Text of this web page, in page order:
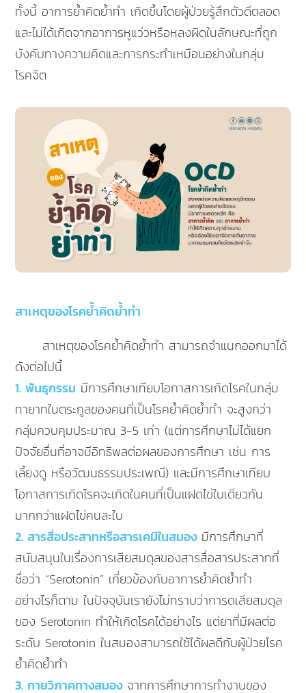
ทั้งนี้ อาการย้ำคิดย้ำทำ เกิดขึ้นโดยผู้ป่วยรู้สึกตัวดีตลอด
และไม่ได้เกิดจากอาการหูแว่วหรือหลงผิดในลักษณะที่ถูก
บังคับทางความคิดและการกระทำเหมือนอย่างในกลุ่ม
โรคจิต
สาเหตุของโรคย้ำคิดย้ำทำ
สาเหตุของโรคย้ำคิดย้ำทำ สามารถจำแนกออกมาได้
ดังต่อไปนี้
1. พันธุกรรม มีการศึกษาเทียบโอกาสการเกิดโรคในกลุ่ม
ทายาทในตระกูลของคนที่เป็นโรคย้ำคิดย้ำทำ จะสูงกว่า
กลุ่มควบคุมประมาณ 3-5 เท่า (แต่การศึกษาไม่ได้แยก
ปัจจัยอื่นที่อาจมีอิทธิพลต่อผลของการศึกษา เช่น การ
เลี้ยงดู หรือวัฒนธรรมประเพณี) และมีการศึกษาเทียบ
โอกาสการเกิดโรคจะเกิดในคนที่เป็นแฝดไข่ใบเดียวกัน
มากกว่าแฝดไข่คนละใบ
2. สารสื่อประสาทหรือสารเคมีในสมองมีการศึกษาที่
สนับสนุนในเรื่องการเสียสมดุลของสารสื่อสารประสาทที่
ชื่อว่า “Serotonin” เกี่ยวข้องกับอาการย้ำคิดย้ำทำ
อย่างไรก็ตาม ในปัจจุบันเรายังไม่ทราบว่าการดเสียสมดุล
ของ Serotonin ทำให้เกิดโรคได้อย่างไร แต่ยาที่มีผลต่อ
ระดับ Serotonin ในสมองสามารถใช้ได้ผลดีกับผู้ป่วยโรค
ย้ำคิดย้ำทำ
3. กายวิภาคทางสมองจากการศึกษาการทำงานของ